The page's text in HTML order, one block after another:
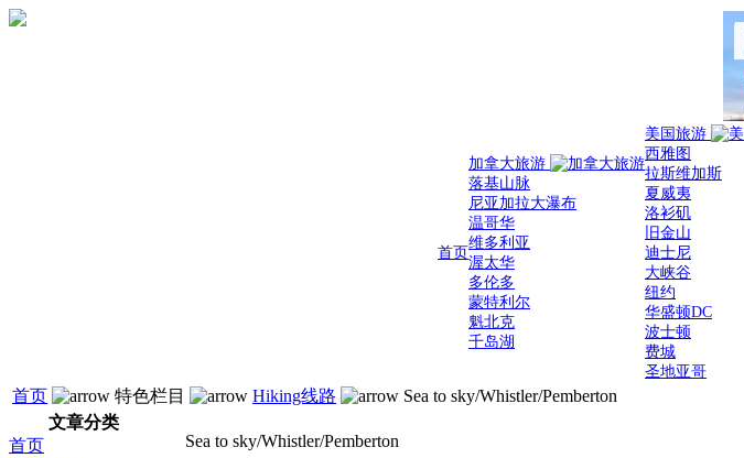
首页
加拿大旅游
落基山脉
尼亚加拉大瀑布
温哥华
维多利亚
渥太华
多伦多
蒙特利尔
魁北克
千岛湖
美国旅游
西雅图
拉斯维加斯
夏威夷
洛衫矶
旧金山
迪士尼
大峡谷
纽约
华盛顿DC
波士顿
费城
圣地亚哥
首页 特色栏目 Hiking线路 Sea to sky/Whistler/Pemberton
文章分类
首页
Sea to sky/Whistler/Pemberton